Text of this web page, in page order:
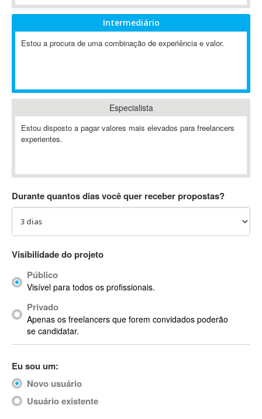
ABAP
Abaqus
ABBYY FineReader
Ableton
Ableton Push
Abstract
AC3
ACID Pro
ACPI
Acrobat
Acrobat X
Acronis
ACT
Actimize
ActionScript
ActionScript 3
Intermediário
Estou a procura de uma combinação de experiência e valor.
Especialista
Estou disposto a pagar valores mais elevados para freelancers
experientes.
Durante quantos dias você quer receber propostas?
Visibilidade do projeto
Público
Visível para todos os profissionais.
Privado
Apenas os freelancers que forem convidados poderão
se candidatar.
Eu sou um:
Novo usuário
Usuário existente